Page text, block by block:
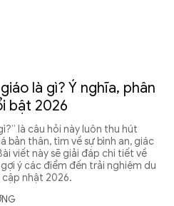
là gì? Ý nghĩa, phân
bật 2026
là câu hỏi này luôn thu hút
bản thân, tìm về sự bình an, giác
viết này sẽ giải đáp chi tiết về
ý các điểm đến trải nghiệm du
cập nhật 2026.